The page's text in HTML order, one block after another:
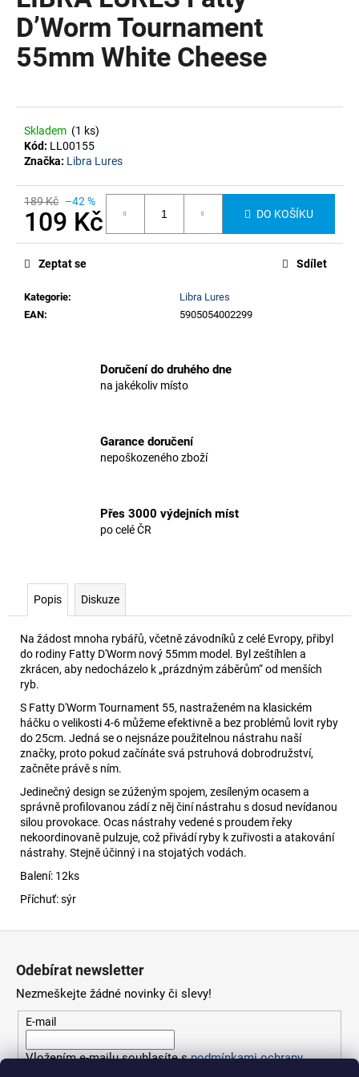
0,0
5
hvězdiček.
D’Worm Tournament
55mm White Cheese
Skladem (1 ks)
Kód: LL00155
Značka: Libra Lures
189 Kč –42 %
109 Kč
Měrná
DO KOŠÍKU
Kategorie:
Libra Lures
EAN: 5905054002299
Zeptat se Sdílet
Doručení do druhého dne
na jakékoliv místo
Garance doručení
nepoškozeného zboží
Přes 3000 výdejních míst
po celé ČR
Popis Diskuze
Na žádost mnoha rybářů, včetně závodníků z celé Evropy, přibyl
do rodiny Fatty D'Worm nový 55mm model. Byl zeštíhlen a
zkrácen, aby nedocházelo k „prázdným záběrům“ od menších
ryb.
S Fatty D'Worm Tournament 55, nastraženém na klasickém
háčku o velikosti 4-6 můžeme efektivně a bez problémů lovit ryby
do 25cm. Jedná se o nejsnáze použitelnou nástrahu naší
značky, proto pokud začínáte svá pstruhová dobrodružství,
začněte právě s ním.
Jedinečný design se zúženým spojem, zesíleným ocasem a
správně profilovanou zádí z něj činí nástrahu s dosud nevídanou
silou provokace. Ocas nástrahy vedené s proudem řeky
nekoordinovaně pulzuje, což přivádí ryby k zuřivosti a atakování
nástrahy. Stejně účinný i na stojatých vodách.
Balení: 12ks
Příchuť: sýr
a
j
í
?
HLEDAT
Odebírat newsletter
Nezmeškejte žádné novinky či slevy!
E-mail
Vložením e-mailu souhlasíte spodmínkami ochrany